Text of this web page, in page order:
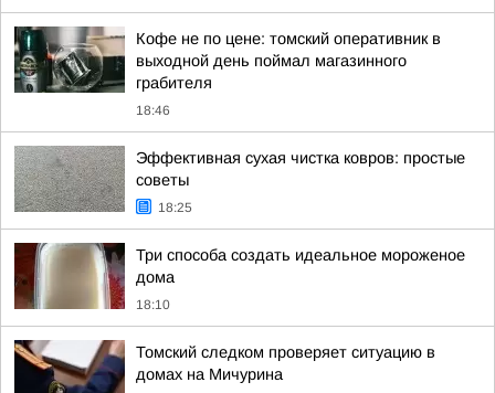
Кофе не по цене: томский оперативник в
выходной день поймал магазинного
грабителя
18:46
Эффективная сухая чистка ковров: простые
советы
18:25
Три способа создать идеальное мороженое
дома
18:10
Томский следком проверяет ситуацию в
домах на Мичурина